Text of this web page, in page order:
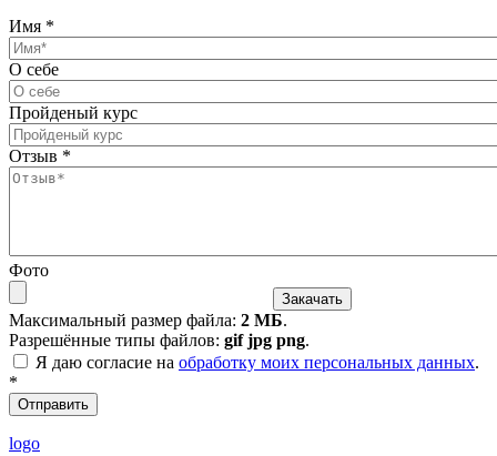
Имя *
О себе
Пройденый курс
Отзыв *
Фото
Максимальный размер файла: 2 МБ.
Разрешённые типы файлов: gif jpg png.
Я даю согласие на обработку моих персональных данных.
*
logo